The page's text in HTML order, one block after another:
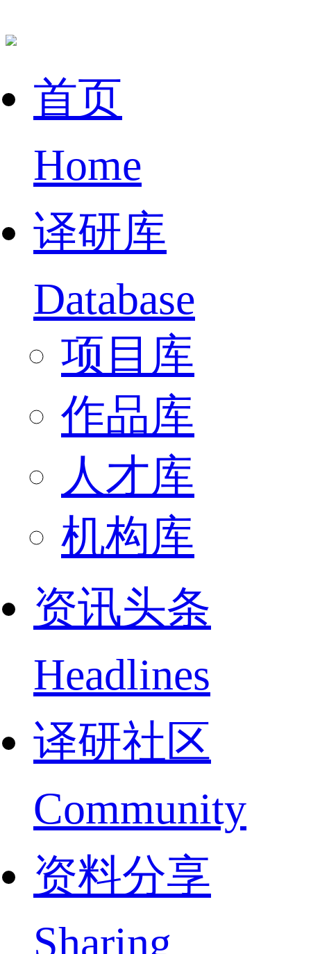
首页
Home
译研库
Database
项目库
作品库
人才库
机构库
资讯头条
Headlines
译研社区
Community
资料分享
Sharing